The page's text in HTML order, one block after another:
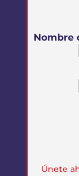
Nombre
Únete